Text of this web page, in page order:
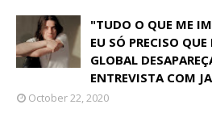
"TUDO O QUE ME
EU SÓ PRECISO
GLOBAL
ENTREVISTA COM
October 22, 2020